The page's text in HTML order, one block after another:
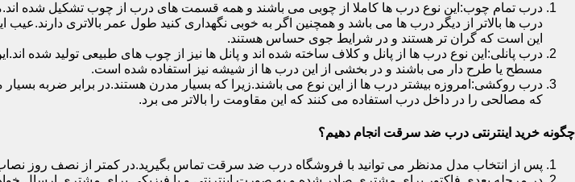
درب تمام چوب:این نوع درب ها کاملا از چوبی می باشند و همه قسمت های درب از چوب تشکیل شده
درب ها بالاتر از دیگر درب ها می باشد و همچنین اگر به خوبی نگهداری کنید طول عمر بالاتری دارند.عیب
این است که گران تر هستند و در شرایط جوی حساس هستند.
درب پانلی:این نوع درب ها از پانل و کلاف ساخته شده اند و پانل ها نیز از چوب های طبیعی تولید شده
مسطح یا طرح دار می باشند و در بخشی از این درب ها از شیشه نیز استفاده شده است.
درب روکشی:امروزه بیشتر درب ها از این نوع می باشند.زیرا که بسیار مدرن هستند.در برابر ضربه بسیار
که مصالحی را در داخل درب استفاده می کنند که این مقاومت را بالاتر می برد.
چگونه خرید اینترنتی درب ضد سرقت انجام دهیم؟
پس از انتخاب مدل مدنظر می توانید با فروشگاه درب ضد سرقت تماس بگیرید.در کمتر از نصف روز